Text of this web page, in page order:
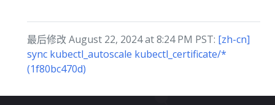
最后修改 August 22, 2024 at 8:24 PM PST: [zh-cn]
sync kubectl_autoscale kubectl_certificate/*
(1f80bc470d)